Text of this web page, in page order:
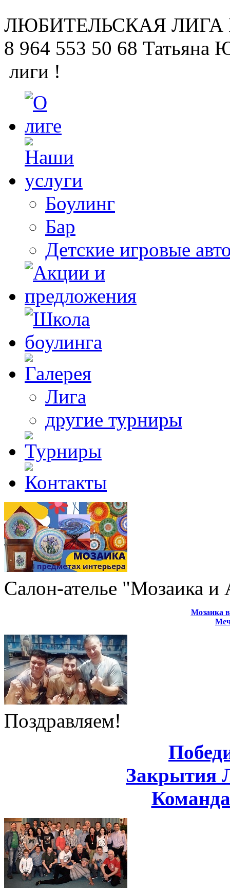
ЛЮБИТЕЛЬСКАЯ ЛИГА
8 964 553 50 68 Татьяна
лиги !
Боулинг
Бар
Детские игровые
Лига
другие турниры
Салон-ателье "Мозаика
Мозаика в
Поздравляем!
Закрытия